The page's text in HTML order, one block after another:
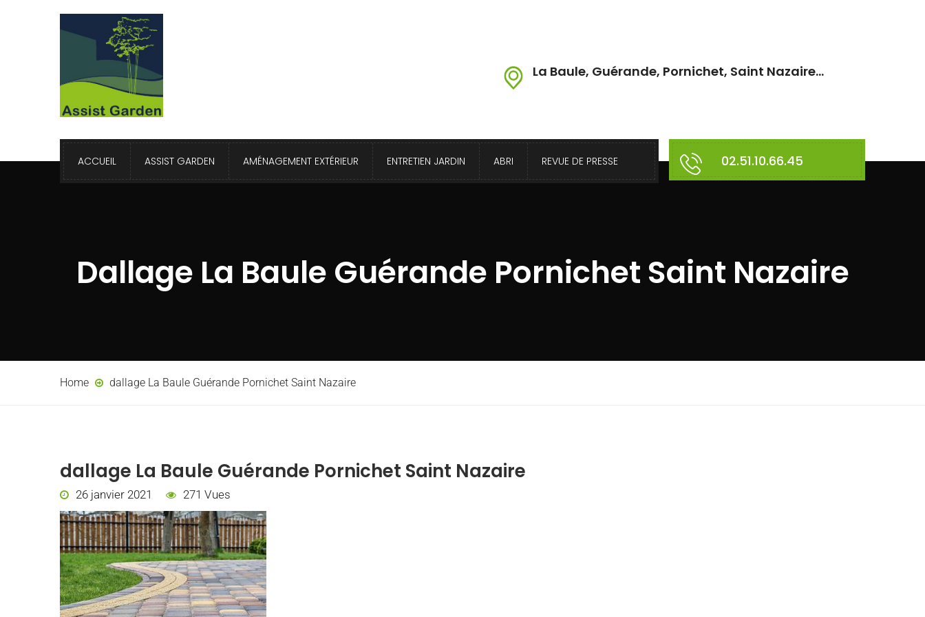
La Baule, Guérande, Pornichet, Saint Nazaire...
ACCUEIL ASSIST GARDEN AMÉNAGEMENT EXTÉRIEUR ENTRETIEN JARDIN ABRI REVUE DE PRESSE 02.51.10.66.45
Dallage La Baule Guérande Pornichet Saint Nazaire
Home dallage La Baule Guérande Pornichet Saint Nazaire
dallage La Baule Guérande Pornichet Saint Nazaire
26 janvier 2021 271 Vues